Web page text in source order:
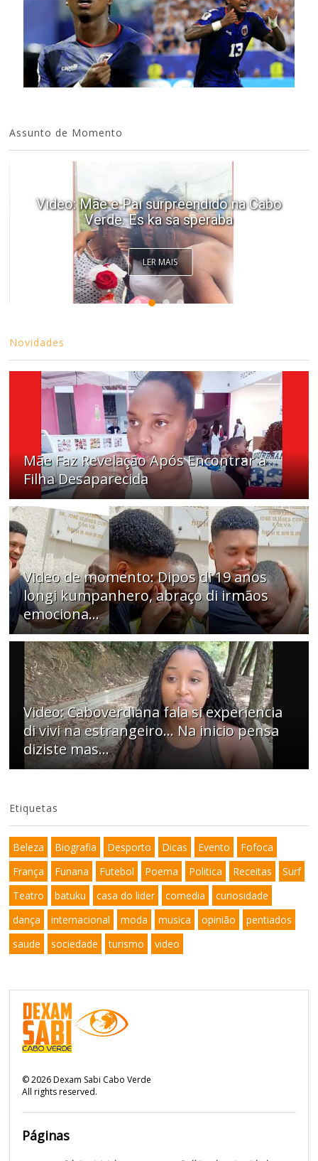
Assunto de Momento
Video: Mãe e Pai surpreendido na Cabo
Verde. Es ka sa speraba
LER MAIS
Novidades
Mãe Faz Revelação Após Encontrar a
Filha Desaparecida
Video de momento: Dipos di 19 anos
longi kumpanhero, abraço di irmãos
emociona…
Video: Caboverdiana fala si experiencia
di vivi na estrangeiro... Na inicio pensa
diziste mas...
Etiquetas
Beleza Biografia Desporto Dicas Evento
Fofoca
França
Funana Futebol Poema Politica Receitas
Surf
Teatro
batuku casa do lider comedia
curiosidade
dança
internacional moda musica opinião
pentiados
saude
sociedade turismo video
©2026Dexam Sabi Cabo Verde
All rights reserved.
Páginas